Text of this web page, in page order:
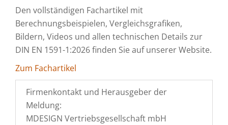
Den vollständigen Fachartikel mit
Berechnungsbeispielen, Vergleichsgrafiken,
Bildern, Videos und allen technischen Details zur
DIN EN 1591-1:2026 finden Sie auf unserer Website.
Zum Fachartikel
Firmenkontakt und Herausgeber der
Meldung:
MDESIGN Vertriebsgesellschaft mbH